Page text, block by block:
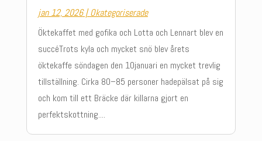
jan 12, 2026|Okategoriserade
Öktekaffet med gofika och Lotta och Lennart blev en
succéTrots kyla och mycket snö blev årets
öktekaffe söndagen den 10januari en mycket trevlig
tillställning. Cirka 80–85 personer hadepälsat på sig
och kom till ett Bräcke där killarna gjort en
perfektskottning....